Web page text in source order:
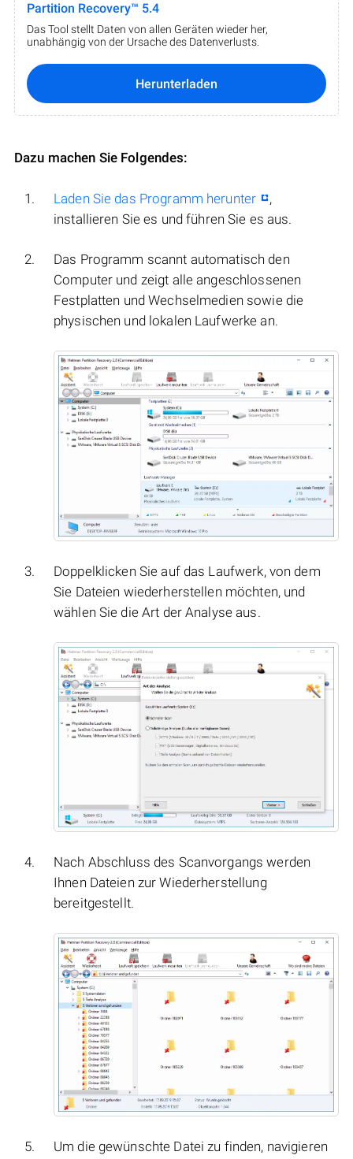
Partition Recovery™ 5.4
Das Tool stellt Daten von allen Geräten wieder her,
unabhängig von der Ursache des Datenverlusts.
Herunterladen
Dazu machen Sie Folgendes:
Laden Sie das Programm herunter
,
installieren Sie es und führen Sie es aus.
Das Programm scannt automatisch den
Computer und zeigt alle angeschlossenen
Festplatten und Wechselmedien sowie die
physischen und lokalen Laufwerke an.
Doppelklicken Sie auf das Laufwerk, von dem
Sie Dateien wiederherstellen möchten, und
wählen Sie die Art der Analyse aus.
Nach Abschluss des Scanvorgangs werden
Ihnen Dateien zur Wiederherstellung
bereitgestellt.
Um die gewünschte Datei zu finden, navigieren